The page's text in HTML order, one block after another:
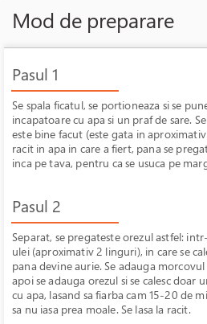
Mod de preparare
Pasul 1
Se spala ficatul, se portioneaza si se
incapatoare cu apa si un praf de sare.
este bine facut (este gata in aproximativ
racit in apa in care a fiert, pana se
inca pe tava, pentru ca se usuca pe
Pasul 2
Separat, se pregateste orezul astfel:
ulei (aproximativ 2 linguri), in care se
pana devine aurie. Se adauga
apoi se adauga orezul si se calesc doar
cu apa, lasand sa fiarba cam 15-20 de
sa nu iasa prea moale. Se lasa la racit.